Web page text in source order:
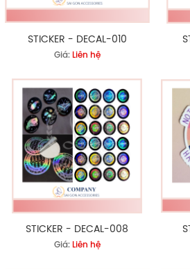
STICKER - DECAL-010
Giá: Liên hệ
STICKER - DECAL-008
Giá: Liên hệ